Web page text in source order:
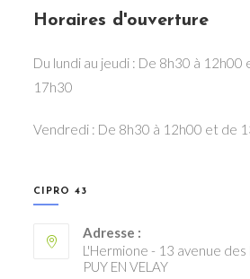
Horaires d'ouverture
Du lundi au jeudi : De 8h30 à 12h00
17h30
Vendredi : De 8h30 à 12h00 et de
CIPRO 43
Adresse :
L'Hermione - 13 avenue
PUY EN VELAY